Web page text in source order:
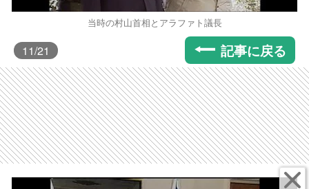
当時の村山首相とアラファト議長
11/21 記事に戻る